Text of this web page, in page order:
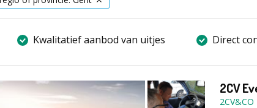
Kwalitatief aanbod van uitjes Direct
2CV
2CV&CO